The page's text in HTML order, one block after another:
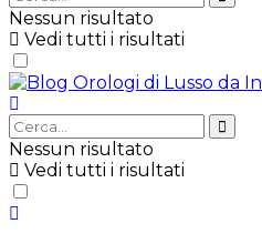
Nessun risultato
Vedi tutti i risultati
Nessun risultato
Vedi tutti i risultati